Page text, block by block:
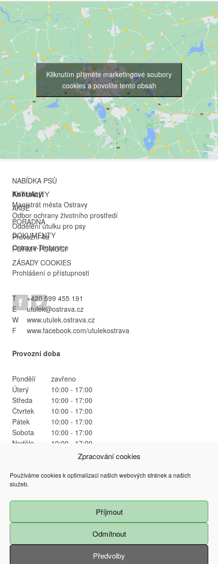
Zpracování cookies
Používáme cookies k optimalizaci našich webových stránek a našich
služeb.
Příjmout
Odmítnout
Předvolby
Kliknutím přijměte marketingové soubory
cookies a povolíte tento obsah
NABÍDKA PSŮ
AKTUALITY
AKCE
PORADNA
DOKUMENTY
FORMY POMOCI
ZÁSADY COOKIES
Kontakty:
Magistrát města Ostravy
Odbor ochrany životního prostředí
Oddělení útulku pro psy
Provozní 4a
Ostrava-Třebovice
Prohlášení o přístupnosti
T
+420 599 455 191
E
utulek@ostrava.cz
W
www.utulek.ostrava.cz
F
www.facebook.com/utulekostrava
Provozní doba
Pondělí
zavřeno
Úterý
10:00 - 17:00
Středa
10:00 - 17:00
Čtvrtek
10:00 - 17:00
Pátek
10:00 - 17:00
Sobota
10:00 - 17:00
Neděle
10:00 - 17:00
Prokešovo náměstí 9, 729 30 Ostrava
Všechna práva vyhrazena - použití obsahu nebo jeho částí je možné pouze se
souhlasem Magistrátu města Ostravy